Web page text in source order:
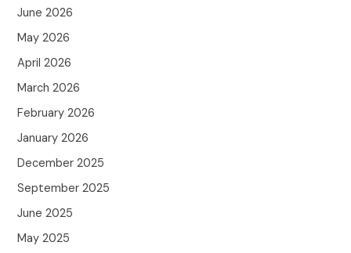
June 2026
May 2026
April 2026
March 2026
February 2026
January 2026
December 2025
September 2025
June 2025
May 2025